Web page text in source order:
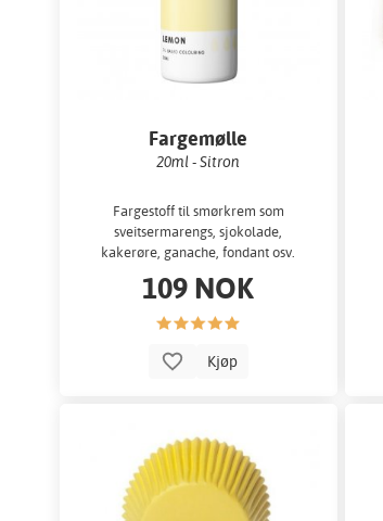
Fargemølle
20ml - Sitron
Fargestoff til smørkrem som
sveitsermarengs, sjokolade,
kakerøre, ganache, fondant osv.
109 NOK
Kjøp